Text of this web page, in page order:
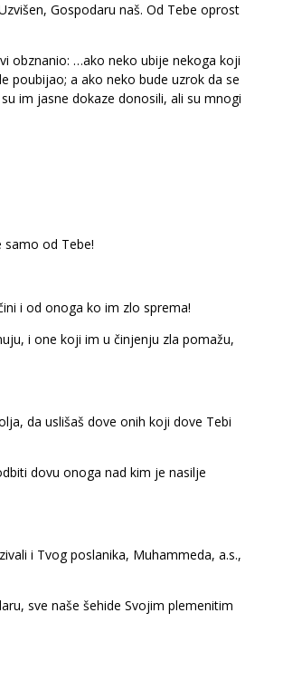
Gospodaru naš. Od Tebe oprost
obznanio: …ako neko ubije nekoga koji
poubijao; a ako neko bude uzrok da se
im jasne dokaze donosili, ali su mnogi
od Tebe!
i od onoga ko im zlo sprema!
i one koji im u činjenju zla pomažu,
da uslišaš dove onih koji dove Tebi
dovu onoga nad kim je nasilje
i Tvog poslanika, Muhammeda, a.s.,
sve naše šehide Svojim plemenitim